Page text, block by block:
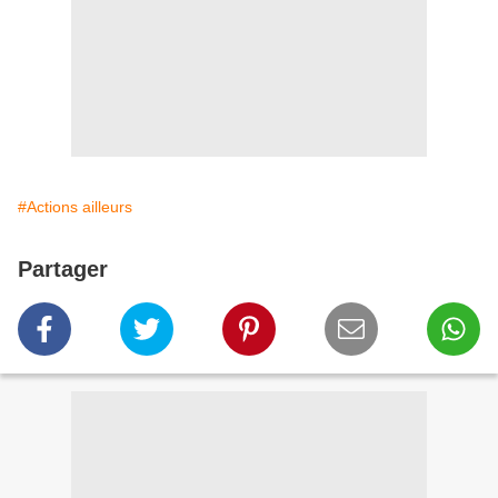
#Actions ailleurs
Partager